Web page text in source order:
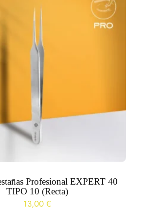
Profesional EXPERT 40
TIPO 10 (Recta)
13,00 €